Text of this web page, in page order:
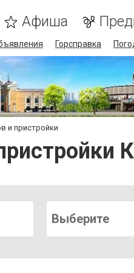
Афиша
Горсправка
и пристройки
Выберите